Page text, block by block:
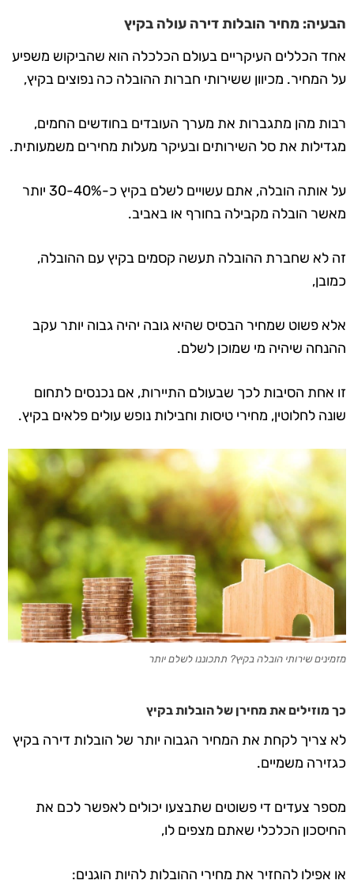
הבעיה: מחיר הובלות דירה עולה בקיץ
אחד הכללים העיקריים בעולם הכלכלה הוא שהביקוש משפיע
על המחיר. מכיוון ששירותי חברות ההובלה כה נפוצים בקיץ,
רבות מהן מתגברות את מערך העובדים בחודשים החמים,
מגדילות את סל השירותים ובעיקר מעלות מחירים משמעותית.
על אותה הובלה, אתם עשויים לשלם בקיץ כ-30-40% יותר
מאשר הובלה מקבילה בחורף או באביב.
זה לא שחברת ההובלה תעשה קסמים בקיץ עם ההובלה,
כמובן,
אלא פשוט שמחיר הבסיס שהיא גובה יהיה גבוה יותר עקב
ההנחה שיהיה מי שמוכן לשלם.
זו אחת הסיבות לכך שבעולם התיירות, אם נכנסים לתחום
שונה לחלוטין, מחירי טיסות וחבילות נופש עולים פלאים בקיץ.
מזמינים שירותי הובלה בקיץ? תתכוננו לשלם יותר
כך מוזילים את מחירן של הובלות בקיץ
לא צריך לקחת את המחיר הגבוה יותר של הובלות דירה בקיץ
כגזירה משמיים.
מספר צעדים די פשוטים שתבצעו יכולים לאפשר לכם את
החיסכון הכלכלי שאתם מצפים לו,
או אפילו להחזיר את מחירי ההובלות להיות הוגנים: